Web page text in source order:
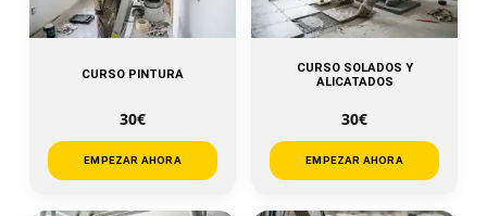
CURSO PINTURA
30€
EMPEZAR AHORA
CURSO SOLADOS Y
ALICATADOS
30€
EMPEZAR AHORA